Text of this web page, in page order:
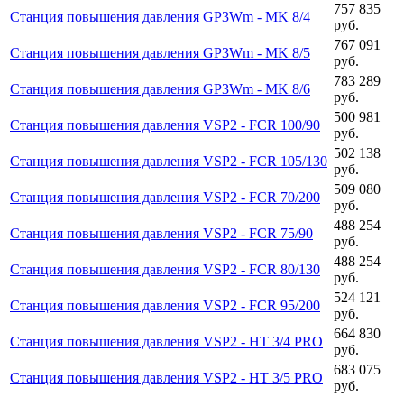
Станция повышения давления GP3Wm - MK 8/4
757 835
руб.
Станция повышения давления GP3Wm - MK 8/5
767 091
руб.
Станция повышения давления GP3Wm - MK 8/6
783 289
руб.
Станция повышения давления VSP2 - FCR 100/90
500 981
руб.
Станция повышения давления VSP2 - FCR 105/130
502 138
руб.
Станция повышения давления VSP2 - FCR 70/200
509 080
руб.
Станция повышения давления VSP2 - FCR 75/90
488 254
руб.
Станция повышения давления VSP2 - FCR 80/130
488 254
руб.
Станция повышения давления VSP2 - FCR 95/200
524 121
руб.
Станция повышения давления VSP2 - HT 3/4 PRO
664 830
руб.
Станция повышения давления VSP2 - HT 3/5 PRO
683 075
руб.